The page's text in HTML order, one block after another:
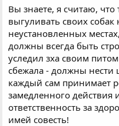
Вы знаете, я считаю, что
выгуливать своих
неустановленных
должны всегда быть
уследил зха своим
сбежала - должны нести
каждый сам принимает
замедленного действия
ответственность за
имей совесть!